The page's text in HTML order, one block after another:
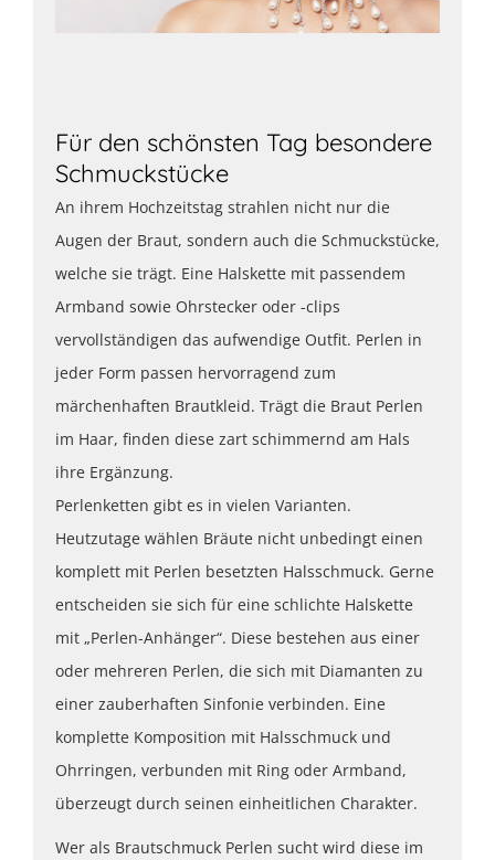
Für den schönsten Tag besondere
Schmuckstücke
An ihrem Hochzeitstag strahlen nicht nur die
Augen der Braut, sondern auch die Schmuckstücke,
welche sie trägt. Eine Halskette mit passendem
Armband sowie Ohrstecker oder -clips
vervollständigen das aufwendige Outfit. Perlen in
jeder Form passen hervorragend zum
märchenhaften Brautkleid. Trägt die Braut Perlen
im Haar, finden diese zart schimmernd am Hals
ihre Ergänzung.
Perlenketten gibt es in vielen Varianten.
Heutzutage wählen Bräute nicht unbedingt einen
komplett mit Perlen besetzten Halsschmuck. Gerne
entscheiden sie sich für eine schlichte Halskette
mit „Perlen-Anhänger“. Diese bestehen aus einer
oder mehreren Perlen, die sich mit Diamanten zu
einer zauberhaften Sinfonie verbinden. Eine
komplette Komposition mit Halsschmuck und
Ohrringen, verbunden mit Ring oder Armband,
überzeugt durch seinen einheitlichen Charakter.
Wer als Brautschmuck Perlen sucht wird diese im